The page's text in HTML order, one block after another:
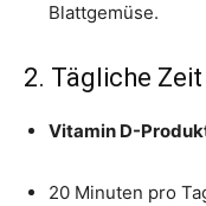
Blattgemüse.
2. Tägliche
Vitamin D-
20 Minuten pro